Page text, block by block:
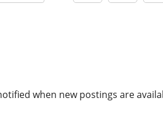
when new postings are